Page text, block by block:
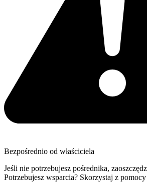
Bezpośrednio od właściciela
Jeśli nie potrzebujesz pośrednika,
Potrzebujesz wsparcia? Skorzystaj z pomocy